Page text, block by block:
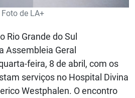
Foto de LA+
Rio Grande do Sul
Assembleia Geral
feira, 8 de abril, com os
serviços no Hospital Divina
Westphalen. O encontro